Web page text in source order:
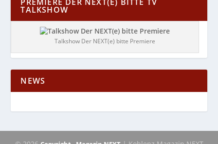
TALKSHOW
Talkshow Der NEXT(e) bitte Premiere
NEWS